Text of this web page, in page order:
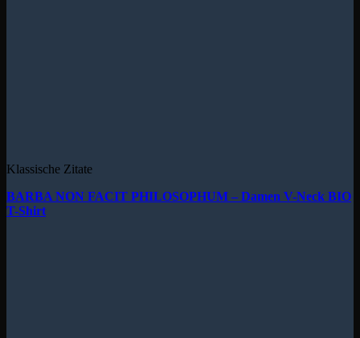
Klassische Zitate
BARBA NON FACIT PHILOSOPHUM – Damen V-Neck BIO
T-Shirt